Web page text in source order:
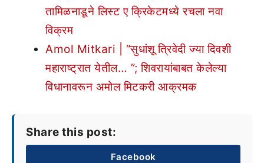
तामिळनाडूने लिस्ट ए क्रिकेटमध्ये रचला नवा
विक्रम
Amol Mitkari | “सुधांशू त्रिवेदी ज्या दिवशी
महाराष्ट्रात येतील… ”; शिवरायांबाबत केलेल्या
विधानावरून अमोल मिटकरी आक्रमक
Share this post:
Facebook